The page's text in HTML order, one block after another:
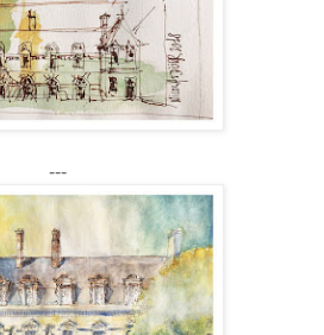
---